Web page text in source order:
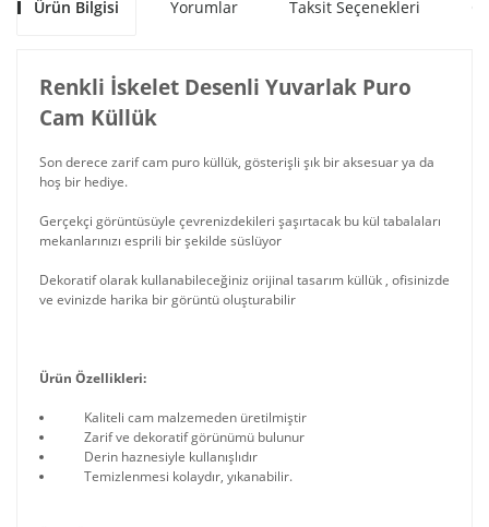
Ürün Bilgisi Yorumlar Taksit Seçenekleri
Renkli İskelet Desenli Yuvarlak Puro
Cam Küllük
Son derece zarif cam puro küllük, gösterişli şık bir aksesuar ya da
hoş bir hediye.
Gerçekçi görüntüsüyle çevrenizdekileri şaşırtacak bu kül tabalaları
mekanlarınızı esprili bir şekilde süslüyor
Dekoratif olarak kullanabileceğiniz orijinal tasarım küllük , ofisinizde
ve evinizde harika bir görüntü oluşturabilir
Ürün Özellikleri:
Kaliteli cam malzemeden üretilmiştir
Zarif ve dekoratif görünümü bulunur
Derin haznesiyle kullanışlıdır
Temizlenmesi kolaydır, yıkanabilir.